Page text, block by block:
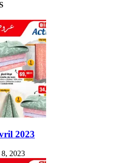
2023
2023